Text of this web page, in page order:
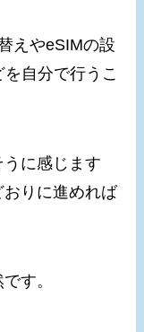
えやeSIMの設
自分で行うこ
に感じます
りに進めれば
す。